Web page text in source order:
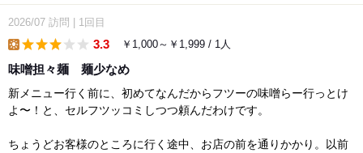
2026/07 訪問 1回目
3.3 ￥1,000～￥1,999 / 1人
味噌担々麺 麺少なめ
新メニュー行く前に、初めてなんだからフツーの味噌らー行っとけ
よ〜！と、セルフツッコミしつつ頼んだわけです。
ちょうどお客様のところに行く途中、お店の前を通りかかり。以前